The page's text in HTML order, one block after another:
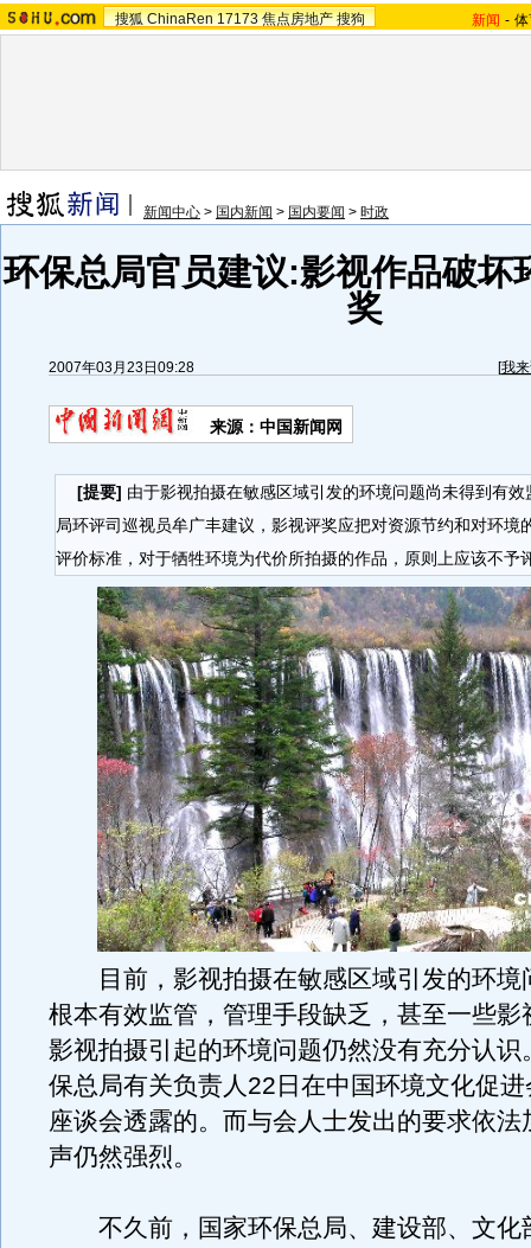
搜狐 ChinaRen 17173 焦点房地产 搜狗 新闻 -
新闻中心 > 国内新闻 > 国内要闻 > 时政
环保总局官员建议:影视作品破坏
奖
2007年03月23日09:28 [我
来源：中国新闻网
[提要] 由于影视拍摄在敏感区域引发的环境问题尚未得到有
局环评司巡视员牟广丰建议，影视评奖应把对资源节约和对环境
评价标准，对于牺牲环境为代价所拍摄的作品，原则上应该不予
目前，影视拍摄在敏感区域引发的环境
根本有效监管，管理手段缺乏，甚至一些影
影视拍摄引起的环境问题仍然没有充分认识
保总局有关负责人22日在中国环境文化促
座谈会透露的。而与会人士发出的要求依法
声仍然强烈。
不久前，国家环保总局、建设部、文化